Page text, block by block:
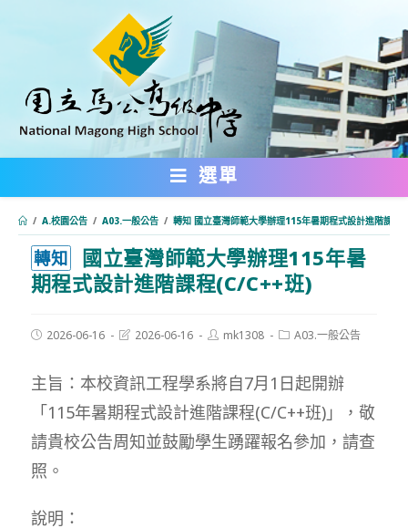
內
選單
/ A.校園公告 / A03.一般公告 / 轉知 國立臺灣師範大學辦理115年暑期程式設計進階課程
轉知
國立臺灣師範大學辦理115年暑
期程式設計進階課程(C/C++班)
Post2026-06-16
Post2026-06-16
Postmk1308
PostA03.一般公告
主旨：本校資訊工程學系將自7月1日起開辦
「115年暑期程式設計進階課程(C/C++班)」，敬
請貴校公告周知並鼓勵學生踴躍報名參加，請查
照。
說明：